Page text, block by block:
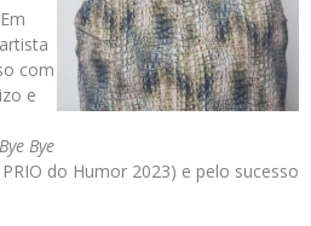
com
e
Bye Bye
do Humor 2023) e pelo sucesso